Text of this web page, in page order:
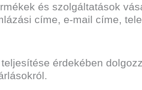
és szolgáltatások
címe, e-mail címe,
érdekében